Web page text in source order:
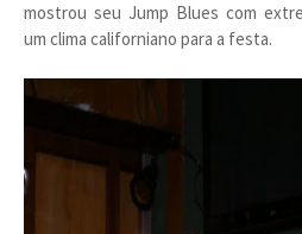
mostrou seu Jump Blues com
um clima californiano para a festa.